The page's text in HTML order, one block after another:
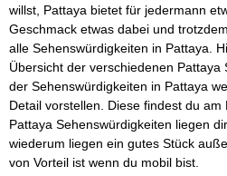
willst, Pattaya bietet für jedermann
Geschmack etwas dabei und
alle Sehenswürdigkeiten in Pattaya.
Übersicht der verschiedenen Pattaya
der Sehenswürdigkeiten in Pattaya
Detail vorstellen. Diese findest du
Pattaya Sehenswürdigkeiten liegen
wiederum liegen ein gutes Stück
von Vorteil ist wenn du mobil bist.